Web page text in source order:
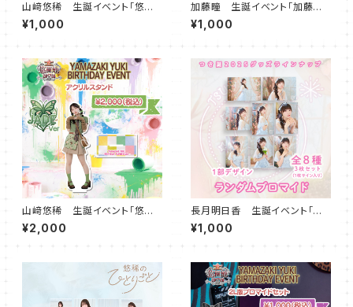
山﨑悠稀 生誕イベント「悠園
地2026」ランダムブロマイド（J
ADE Ver）
¥1,000
加藤瞳 生誕イベント「加藤瞳
のおたんじょうび会2025」ラン
ダムブロマイド（2部Ver）
¥1,000
山﨑悠稀 生誕イベント「悠園
地2026」アクリルスタンドプレ
ート（JADE Ver）
¥2,000
長月明日香 生誕イベント「つき
誕2025」ランダムブロマイド（1
部Ver）
¥1,000